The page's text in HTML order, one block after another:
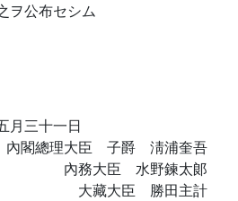
ヲ公布セシム
月三十一日
內閣總理大臣 子爵 淸浦奎吾
內務大臣 水野鍊太郞
大藏大臣 勝田主計